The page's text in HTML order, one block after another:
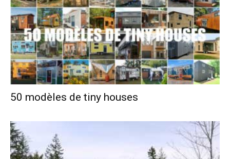
50 modèles de tiny houses